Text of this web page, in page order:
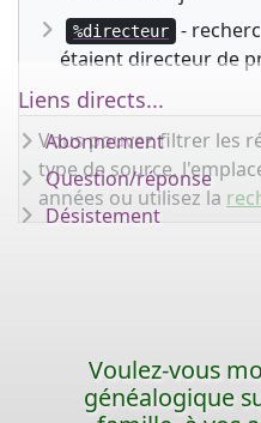
%directeur
-
étaient directeur de
Vous pouvez filtrer les
type de source,
années ou utilisez la
Liens directs...
Abonnement
Question/réponse
Désistement
Voulez-vous
généalogique